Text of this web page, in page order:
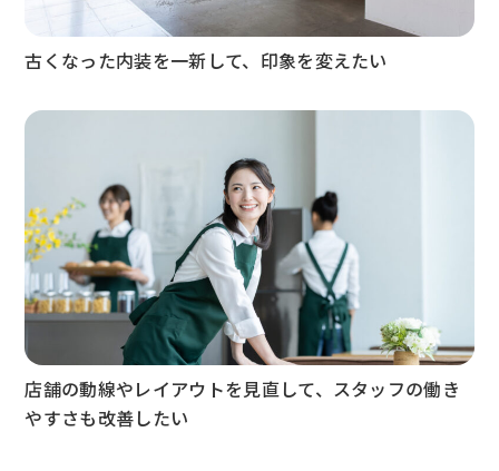
古くなった内装を一新して、印象を変えたい
店舗の動線やレイアウトを見直して、スタッフの働き
やすさも改善したい